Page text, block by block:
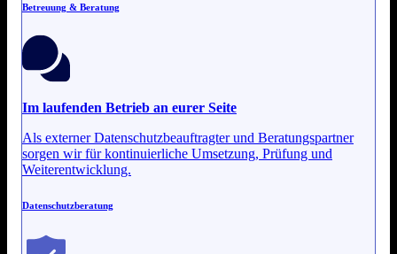
Betreuung & Beratung
Im laufenden Betrieb an eurer Seite
Als externer Datenschutzbeauftragter und Beratungspartner
sorgen wir für kontinuierliche Umsetzung, Prüfung und
Weiterentwicklung.
Datenschutzberatung